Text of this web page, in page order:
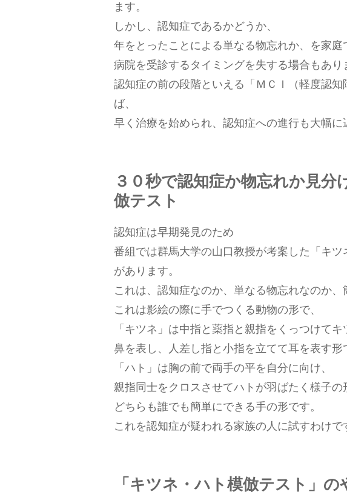
ます。
しかし、認知症であるかどうか、
年をとったことによる単なる物忘れか、を家庭
病院を受診するタイミングを失する場合もあり
認知症の前の段階といえる「ＭＣＩ（軽度認
ば、
早く治療を始められ、認知症への進行も大幅に
３０秒で認知症か物忘れか見
倣テスト
認知症は早期発見のため
番組では群馬大学の山口教授が考案した「キ
があります。
これは、認知症なのか、単なる物忘れなのか、
これは影絵の際に手でつくる動物の形で、
「キツネ」は中指と薬指と親指をくっつけてキ
鼻を表し、人差し指と小指を立てて耳を表す形
「ハト」は胸の前で両手の平を自分に向け、
親指同士をクロスさせてハトが羽ばたく様子の
どちらも誰でも簡単にできる手の形です。
これを認知症が疑われる家族の人に試すわけで
「キツネ・ハト模倣テスト」の